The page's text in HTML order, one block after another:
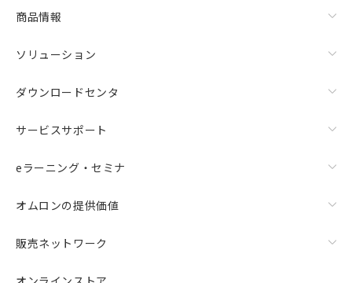
商品情報
ソリューション
ダウンロードセンタ
サービスサポート
eラーニング・セミナ
オムロンの提供価値
販売ネットワーク